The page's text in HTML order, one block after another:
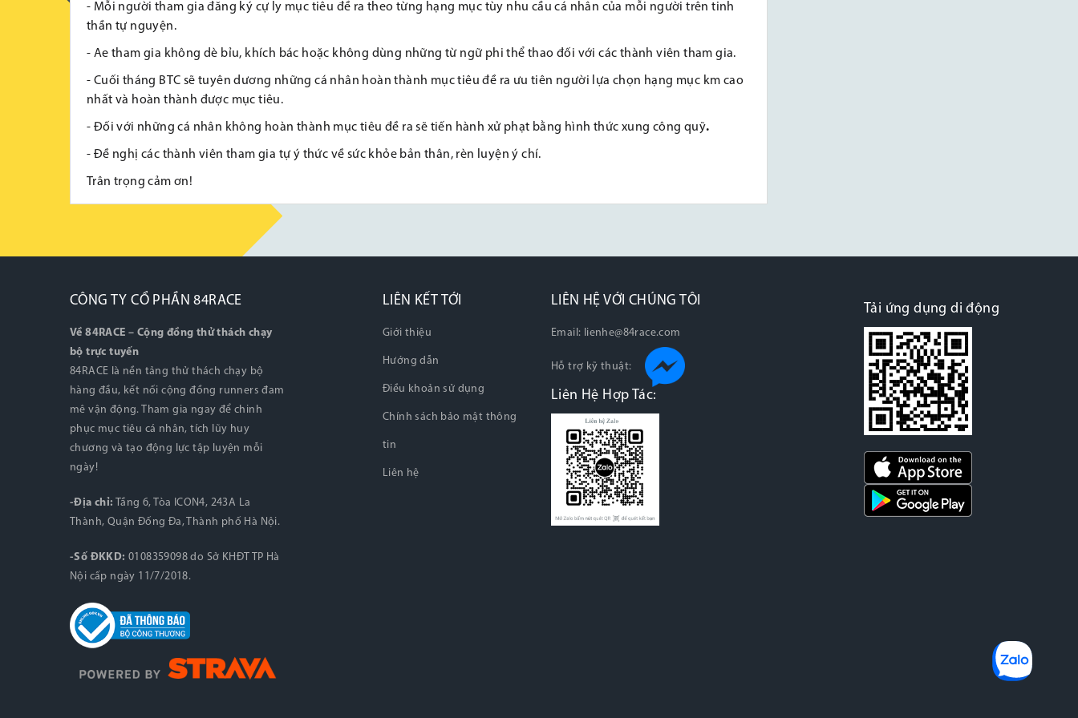
- Mỗi người tham gia đăng ký cự ly mục tiêu đề ra theo từng hạng mục tùy nhu cầu cá nhân của mỗi người trên tinh
thần tự nguyện.
- Ae tham gia không dè bỉu, khích bác hoặc không dùng những từ ngữ phi thể thao đối với các thành viên tham gia.
- Cuối tháng BTC sẽ tuyên dương những cá nhân hoàn thành mục tiêu đề ra ưu tiên người lựa chọn hạng mục km cao
nhất và hoàn thành được mục tiêu.
- Đối với những cá nhân không hoàn thành mục tiêu đề ra sẽ tiến hành xử phạt bằng hình thức xung công quỹ.
- Đề nghị các thành viên tham gia tự ý thức về sức khỏe bản thân, rèn luyện ý chí.
Trân trọng cảm ơn!
CÔNG TY CỔ PHẦN 84RACE
Về 84RACE – Cộng đồng thử thách chạy
bộ trực tuyến
84RACE là nền tảng thử thách chạy bộ
hàng đầu, kết nối cộng đồng runners đam
mê vận động. Tham gia ngay để chinh
phục mục tiêu cá nhân, tích lũy huy
chương và tạo động lực tập luyện mỗi
ngày!
-Địa chỉ: Tầng 6, Tòa ICON4, 243A La
Thành, Quận Đống Đa, Thành phố Hà Nội.
-Số ĐKKD: 0108359098 do Sở KHĐT TP Hà
Nội cấp ngày 11/7/2018.
LIÊN KẾT TỚI
Giới thiệu
Hướng dẫn
Điều khoản sử dụng
Chính sách bảo mật thông
tin
Liên hệ
LIÊN HỆ VỚI CHÚNG TÔI
Email: lienhe@84race.com
Hỗ trợ kỹ thuật:
Liên Hệ Hợp Tác:
Tải ứng dụng di động